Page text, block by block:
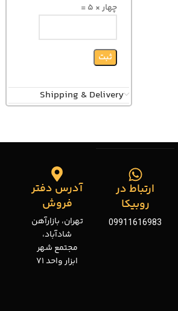
چهار × 5 =
Shipping & Delivery
ارتباط در
روبیکا
09911616983
آدرس دفتر
فروش
تهران، بازارآهن
شادآباد،
مجتمع شهر
ابزار واحد 71